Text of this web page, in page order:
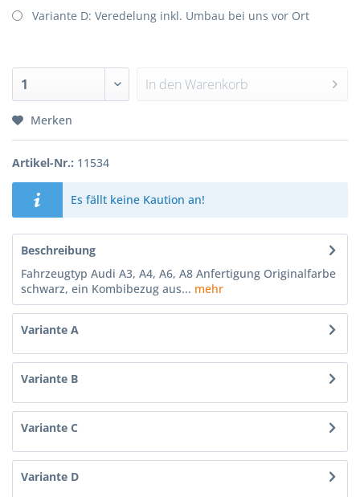
Variante D: Veredelung inkl. Umbau bei uns vor Ort
In den Warenkorb
Merken
Artikel-Nr.: 11534
Es fällt keine Kaution an!
Beschreibung
Fahrzeugtyp Audi A3, A4, A6, A8 Anfertigung Originalfarbe
schwarz, ein Kombibezug aus... mehr
Variante A
Variante B
Variante C
Variante D